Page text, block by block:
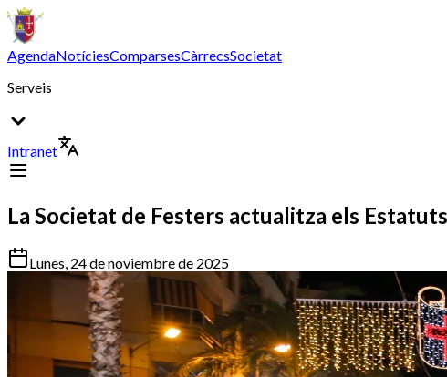
AgendaNotíciesComparsesCàrrecsSocietat
Serveis
Intranet
La Societat de Festers actualitza els
Lunes, 24 de noviembre de 2025